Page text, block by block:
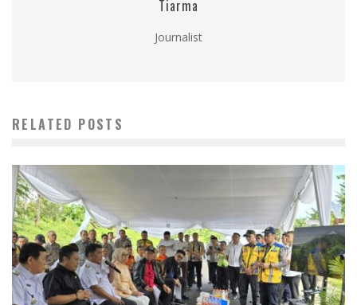
Tiarma
Journalist
RELATED POSTS